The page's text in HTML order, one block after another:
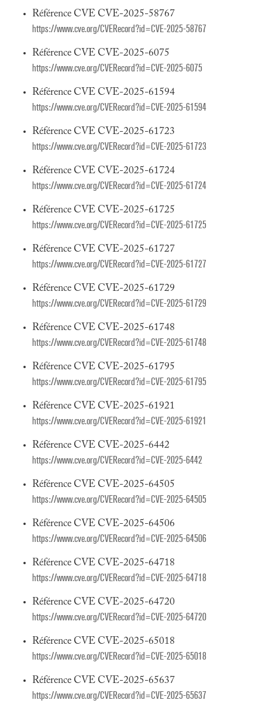
Référence CVE CVE-2025-58767
https://www.cve.org/CVERecord?id=CVE-2025-58767
Référence CVE CVE-2025-6075
https://www.cve.org/CVERecord?id=CVE-2025-6075
Référence CVE CVE-2025-61594
https://www.cve.org/CVERecord?id=CVE-2025-61594
Référence CVE CVE-2025-61723
https://www.cve.org/CVERecord?id=CVE-2025-61723
Référence CVE CVE-2025-61724
https://www.cve.org/CVERecord?id=CVE-2025-61724
Référence CVE CVE-2025-61725
https://www.cve.org/CVERecord?id=CVE-2025-61725
Référence CVE CVE-2025-61727
https://www.cve.org/CVERecord?id=CVE-2025-61727
Référence CVE CVE-2025-61729
https://www.cve.org/CVERecord?id=CVE-2025-61729
Référence CVE CVE-2025-61748
https://www.cve.org/CVERecord?id=CVE-2025-61748
Référence CVE CVE-2025-61795
https://www.cve.org/CVERecord?id=CVE-2025-61795
Référence CVE CVE-2025-61921
https://www.cve.org/CVERecord?id=CVE-2025-61921
Référence CVE CVE-2025-6442
https://www.cve.org/CVERecord?id=CVE-2025-6442
Référence CVE CVE-2025-64505
https://www.cve.org/CVERecord?id=CVE-2025-64505
Référence CVE CVE-2025-64506
https://www.cve.org/CVERecord?id=CVE-2025-64506
Référence CVE CVE-2025-64718
https://www.cve.org/CVERecord?id=CVE-2025-64718
Référence CVE CVE-2025-64720
https://www.cve.org/CVERecord?id=CVE-2025-64720
Référence CVE CVE-2025-65018
https://www.cve.org/CVERecord?id=CVE-2025-65018
Référence CVE CVE-2025-65637
https://www.cve.org/CVERecord?id=CVE-2025-65637